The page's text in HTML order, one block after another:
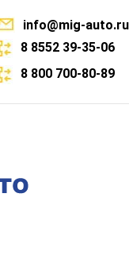
info@mig-auto.ru
8 8552 39-35-06
8 800 700-80-89